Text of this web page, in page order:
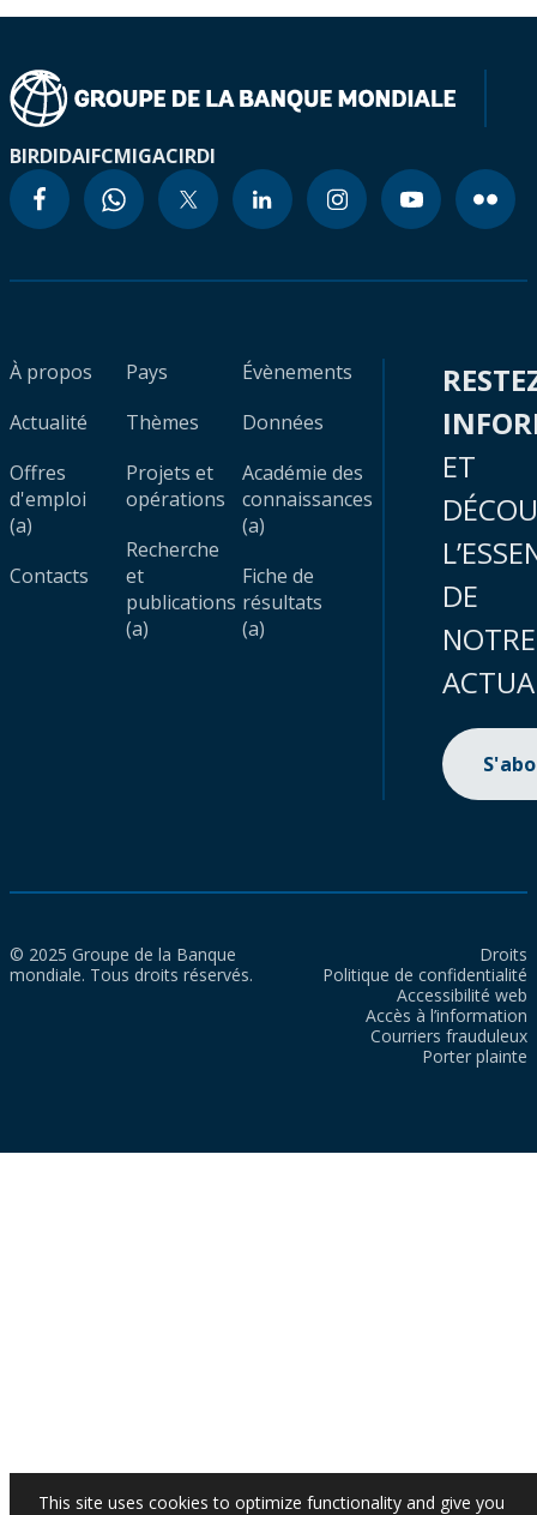
BIRDIDAIFCMIGACIRDI
À propos
Actualité
Offres
d'emploi
(a)
Contacts
Pays
Thèmes
Projets et
opérations
Recherche
et
publications
(a)
Évènements
Données
Académie des
connaissances
(a)
Fiche de
résultats
(a)
ET
DE
NOTRE
© 2025 Groupe de la Banque
mondiale. Tous droits réservés.
Droits
Politique de confidentialité
Accessibilité web
Accès à l’information
Courriers frauduleux
Porter plainte
This site uses cookies to optimize functionality and give you